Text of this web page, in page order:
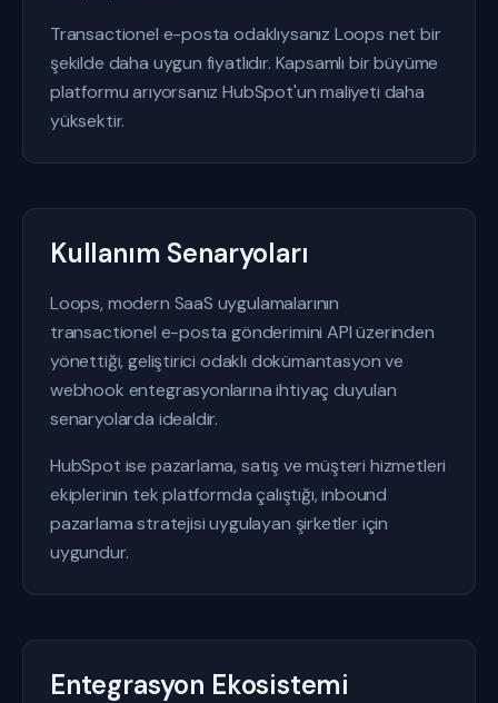
Transactionel e-posta odaklıysanız Loops net bir
şekilde daha uygun fiyatlıdır. Kapsamlı bir büyüme
platformu arıyorsanız HubSpot'un maliyeti daha
yüksektir.
Kullanım Senaryoları
Loops, modern SaaS uygulamalarının
transactionel e-posta gönderimini API üzerinden
yönettiği, geliştirici odaklı dokümantasyon ve
webhook entegrasyonlarına ihtiyaç duyulan
senaryolarda idealdir.
HubSpot ise pazarlama, satış ve müşteri hizmetleri
ekiplerinin tek platformda çalıştığı, inbound
pazarlama stratejisi uygulayan şirketler için
uygundur.
Entegrasyon Ekosistemi